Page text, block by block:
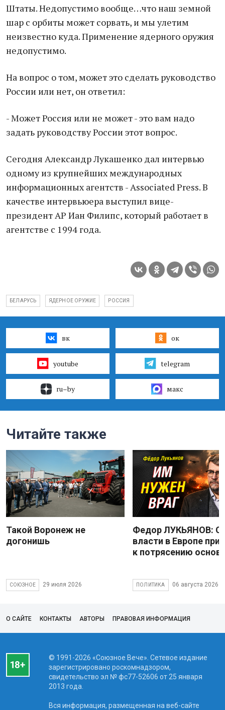
Штаты. Недопустимо вообще…что наш земной
шар с орбиты может сорвать, и мы улетим
неизвестно куда. Применение ядерного оружия
недопустимо.
На вопрос о том, может это сделать руководство
России или нет, он ответил:
- Может Россия или не может - это вам надо
задать руководству России этот вопрос.
Сегодня Александр Лукашенко дал интервью
одному из крупнейших международных
информационных агентств - Associated Press. В
качестве интервьюера выступил вице-
президент АР Иан Филипс, который работает в
агентстве с 1994 года.
БЕЛАРУСЬ ЯДЕРНОЕ ОРУЖИЕ РОССИЯ
вк ок
youtube telegram
ru–by макс
Читайте также
Такой Воронеж не
догонишь
СОЮЗНОЕ 29 июля 2026
Федор ЛУКЬЯНОВ:
власти в Европе
к потрясению основ
ПОЛИТИКА 06 августа 2026
О САЙТЕ КОНТАКТЫ АВТОРЫ ПРАВОВАЯ ИНФОРМАЦИЯ
© 1991-2026 «Союзное Вече». Сетевое издание
зарегистрировано роскомнадзором,
свидетельство эл № фc77-52606 от 25 января
2013 года.
Вся информация, размещенная на веб-сайте